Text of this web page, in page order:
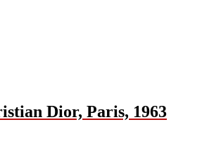
Dior, Paris, 1963